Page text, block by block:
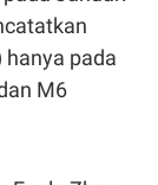
pada
M6